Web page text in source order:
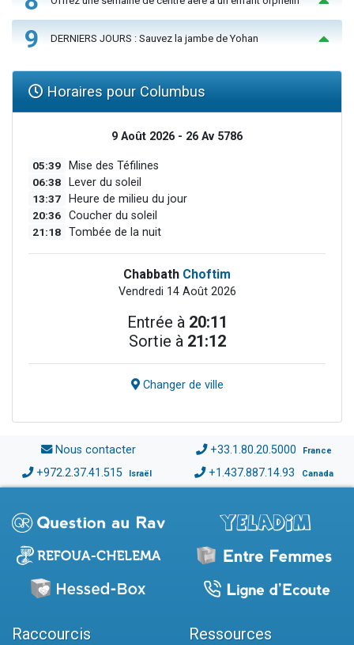
9 DERNIERS JOURS : Sauvez la jambe de Yohan
Horaires pour Columbus
9 Août 2026 - 26 Av 5786
05:39 Mise des Téfilines
06:38 Lever du soleil
13:37 Heure de milieu du jour
20:36 Coucher du soleil
21:18 Tombée de la nuit
Chabbath Choftim
Vendredi 14 Août 2026
Entrée à 20:11
Sortie à 21:12
Changer de ville
Nous contacter +33.1.80.20.5000 France
+972.2.37.41.515 Israël +1.437.887.14.93 Canada
Raccourcis Ressources